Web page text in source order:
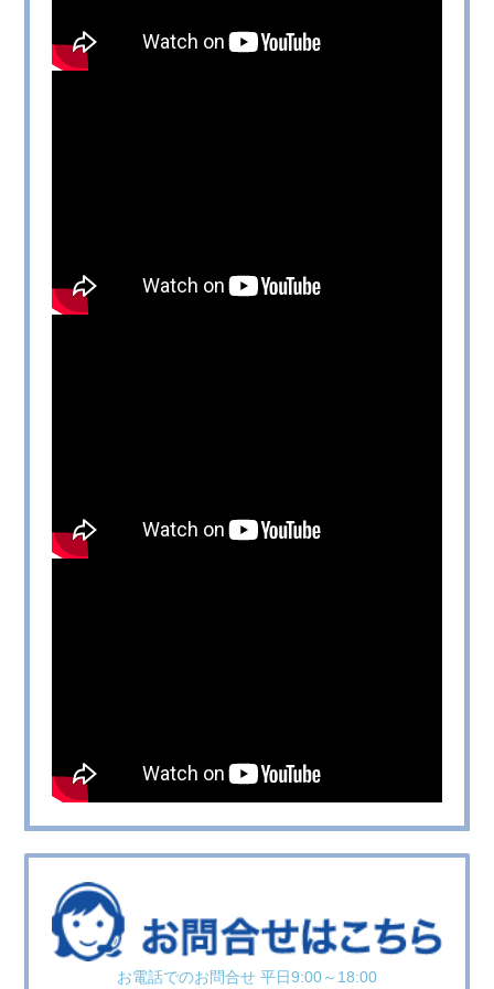
お電話でのお問合せ 平日9:00～18:00